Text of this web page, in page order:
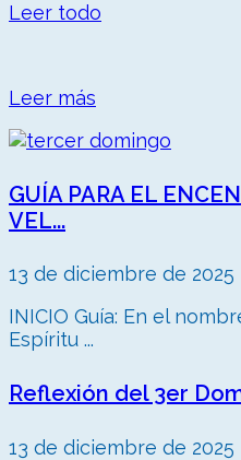
Leer todo
Leer más
GUÍA PARA EL
VEL...
13 de diciembre de 2025
INICIO Guía: En el
Espíritu ...
Reflexión del 3er
13 de diciembre de 2025